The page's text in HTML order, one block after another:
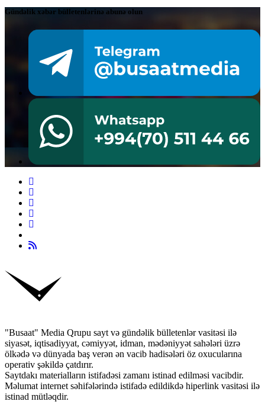
Gündəlik xəbər bülletenlərinə abunə olun
"Busaat" Media Qrupu sayt və gündəlik bülletenlər vasitəsi ilə
siyasət, iqtisadiyyat, cəmiyyət, idman, mədəniyyət sahələri üzrə
ölkədə və dünyada baş verən ən vacib hadisələri öz oxucularına
operativ şəkildə çatdırır.
Saytdakı materialların istifadəsi zamanı istinad edilməsi vacibdir.
Məlumat internet səhifələrində istifadə edildikdə hiperlink vasitəsi ilə
istinad mütləqdir.